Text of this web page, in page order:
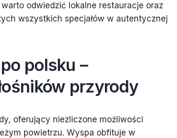
odwiedzić lokalne restauracje oraz
wszystkich specjałów w autentycznej
polsku –
przyrody
oferujący niezliczone możliwości
powietrzu. Wyspa obfituje w